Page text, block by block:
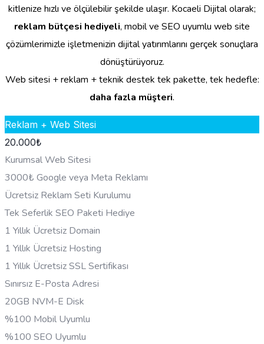
kitlenize hızlı ve ölçülebilir şekilde ulaşır. Kocaeli Dijital olarak;
reklam bütçesi hediyeli, mobil ve SEO uyumlu web site
çözümlerimizle işletmenizin dijital yatırımlarını gerçek sonuçlara
dönüştürüyoruz.
Web sitesi + reklam + teknik destek tek pakette, tek hedefle:
daha fazla müşteri.
Reklam + Web Sitesi
20.000₺
Kurumsal Web Sitesi
3000₺ Google veya Meta Reklamı
Ücretsiz Reklam Seti Kurulumu
Tek Seferlik SEO Paketi Hediye
1 Yıllık Ücretsiz Domain
1 Yıllık Ücretsiz Hosting
1 Yıllık Ücretsiz SSL Sertifikası
Sınırsız E-Posta Adresi
20GB NVM-E Disk
%100 Mobil Uyumlu
%100 SEO Uyumlu